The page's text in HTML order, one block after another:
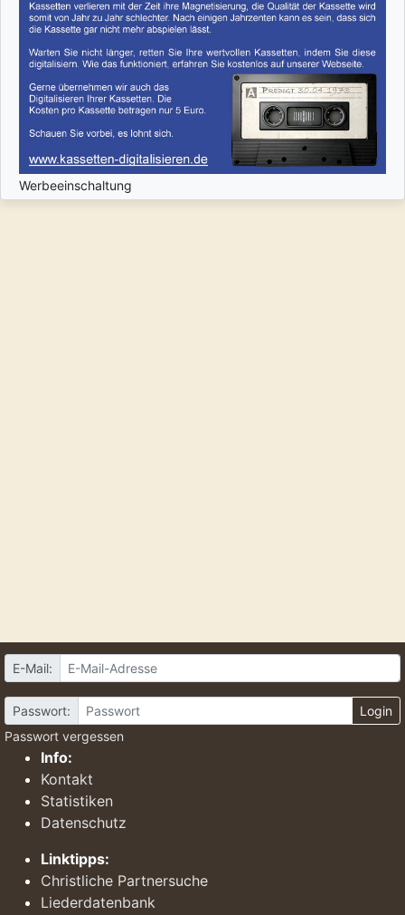
Werbeeinschaltung
E-Mail:
Passwort:
Login
Passwort vergessen
Info:
Kontakt
Statistiken
Datenschutz
Linktipps:
Christliche Partnersuche
Liederdatenbank